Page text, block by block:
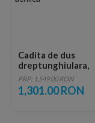
Cadita de dus
dreptunghiulara,
Radaway Doros
D,130x90X5 cm,
PRP: 1,549.00 RON
1,301.00 RON